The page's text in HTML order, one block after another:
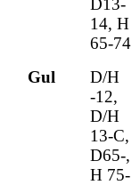
D13-
14, H
65-74
Gul
D/H
-12,
D/H
13-C,
D65-,
H 75-